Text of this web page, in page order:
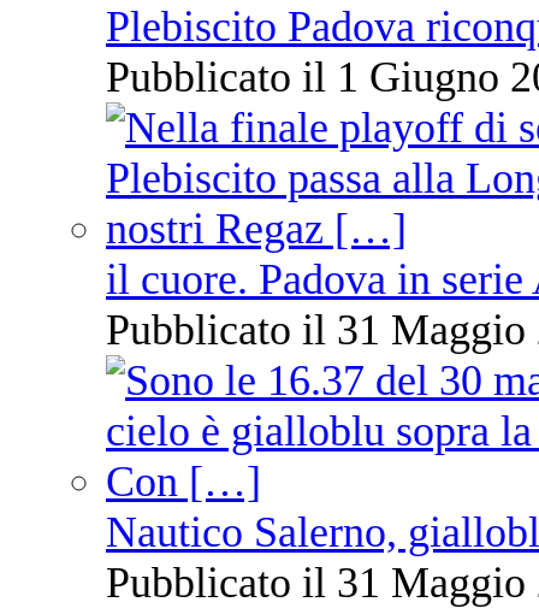
Plebiscito Padova
Pubblicato il 1 Giugno
il cuore. Padova in serie
Pubblicato il 31 Maggio
Nautico Salerno,
Pubblicato il 31 Maggio